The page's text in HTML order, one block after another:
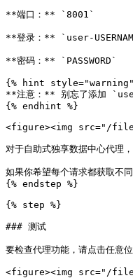
**端口：** `8001`
**登录：** `user-
**密码：** `PASSWORD`
{% hint
**注意：** 别忘了添加
{% endhint %}
<figure><img src="/
对于自助式独享数据中心
如果你希望每个请求都获
{% endstep %}
{% step %}
### 测试
要检查代理功能，请点击任意
<figure><img src="/